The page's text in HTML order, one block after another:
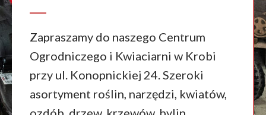
Zapraszamy do naszego Centrum
Ogrodniczego i Kwiaciarni w Krobi
przy ul. Konopnickiej 24. Szeroki
asortyment roślin, narzędzi, kwiatów,